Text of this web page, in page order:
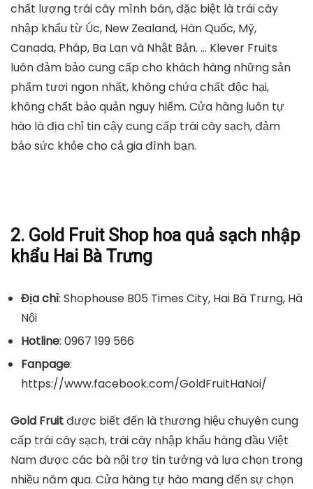
chất lượng trái cây mình bán, đặc biệt là trái cây
nhập khẩu từ Úc, New Zealand, Hàn Quốc, Mỹ,
Canada, Pháp, Ba Lan và Nhật Bản. … Klever Fruits
luôn đảm bảo cung cấp cho khách hàng những sản
phẩm tươi ngon nhất, không chứa chất độc hại,
không chất bảo quản nguy hiểm. Cửa hàng luôn tự
hào là địa chỉ tin cậy cung cấp trái cây sạch, đảm
bảo sức khỏe cho cả gia đình bạn.
2. Gold Fruit Shop hoa quả sạch nhập
khẩu Hai Bà Trưng
Địa chỉ: Shophouse B05 Times City, Hai Bà Trưng, Hà
Nội
Hotline: 0967 199 566
Fanpage:
https://www.facebook.com/GoldFruitHaNoi/
Gold Fruitđược biết đến là thương hiệu chuyên cung
cấp trái cây sạch, trái cây nhập khẩu hàng đầu Việt
Nam được các bà nội trợ tin tưởng và lựa chọn trong
nhiều năm qua. Cửa hàng tự hào mang đến sự chọn